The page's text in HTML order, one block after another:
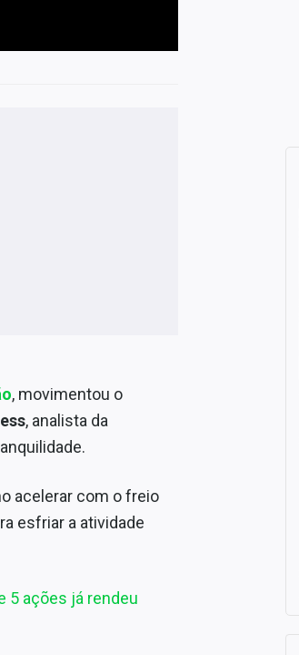
, movimentou o
, analista da
acelerar com o freio
esfriar a atividade
5 ações já rendeu